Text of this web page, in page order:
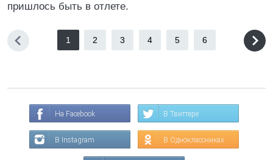
пришлось быть в отлете.
1 2 3 4 5 6
На Facebook В Твиттере
В Instagram В Одноклассниках